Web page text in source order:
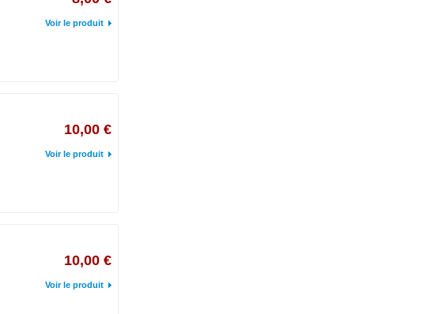
Voir le produit
10,00 €
Voir le produit
10,00 €
Voir le produit